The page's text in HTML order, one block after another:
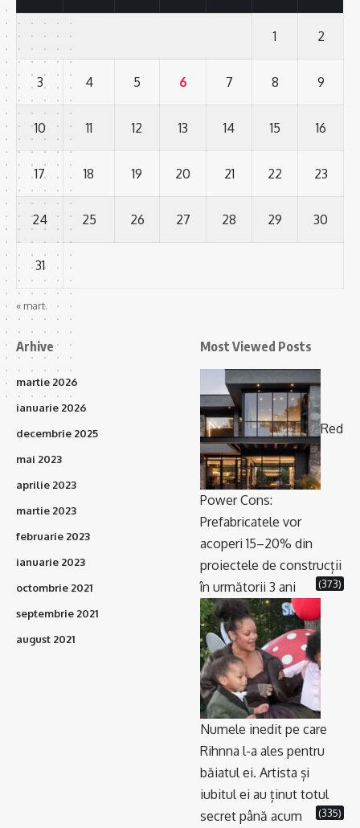
1 2
3 4 5 6 7 8 9
10 11 12 13 14 15 16
17 18 19 20 21 22 23
24 25 26 27 28 29 30
31
« mart.
Arhive
martie 2026
ianuarie 2026
decembrie 2025
mai 2023
aprilie 2023
martie 2023
februarie 2023
ianuarie 2023
octombrie 2021
septembrie 2021
august 2021
Most Viewed Posts
Red
Power Cons:
Prefabricatele vor
acoperi 15–20% din
proiectele de construcții
în următorii 3 ani
(373)
Numele inedit pe care
Rihnna l-a ales pentru
băiatul ei. Artista și
iubitul ei au ținut totul
secret până acum
(335)